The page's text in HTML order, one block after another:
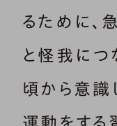
るために、
と怪我につ
頃から意識